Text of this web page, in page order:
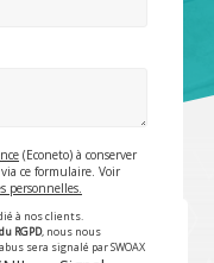
(Econeto) à conserver
ce formulaire. Voir
personnelles.
à nos clients.
RGPD, nous nous
sera signalé par SWOAX